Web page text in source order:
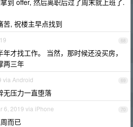
到 offer, 然后离职后过了周末就上班了.
苦, 祝楼主早点找到
68
才找工作。 当然，那时候还没买房，
两三年
69
via Android
无压力一直堕落
70
6, 2019 via iPhone
而已